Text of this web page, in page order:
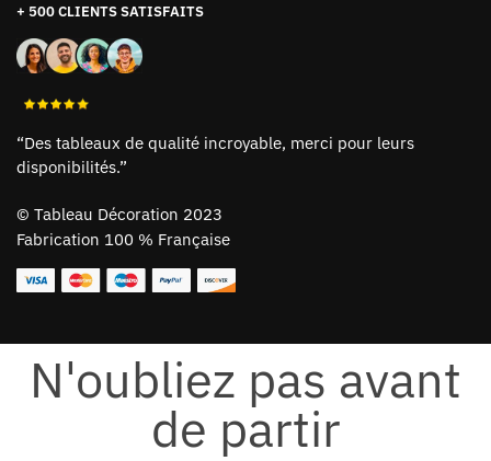
+ 500 CLIENTS SATISFAITS
“Des tableaux de qualité incroyable, merci pour leurs
disponibilités.”
© Tableau Décoration 2023
Fabrication 100 % Française
N'oubliez pas avant
de partir